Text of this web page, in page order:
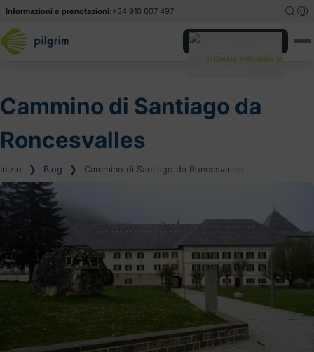
Informazioni e prenotazioni:+34 910 607 497
Español
Español
TI CHIAMIAMO GRATIS!
Cammino di Santiago da
Roncesvalles
Inizio ❯ Blog ❯ Cammino di Santiago da Roncesvalles